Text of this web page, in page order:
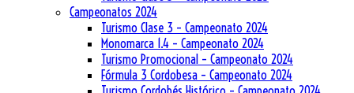
Campeonatos 2024
Turismo Clase 3 – Campeonato 2024
Monomarca 1.4 – Campeonato 2024
Turismo Promocional – Campeonato 2024
Fórmula 3 Cordobesa – Campeonato 2024